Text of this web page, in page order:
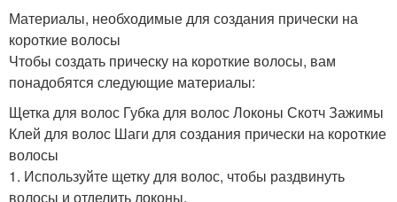
Материалы, необходимые для создания прически на
короткие волосы
Чтобы создать прическу на короткие волосы, вам
понадобятся следующие материалы:
Щетка для волос Губка для волос Локоны Скотч Зажимы
Клей для волос Шаги для создания прически на короткие
волосы
1. Используйте щетку для волос, чтобы раздвинуть
волосы и отделить локоны.